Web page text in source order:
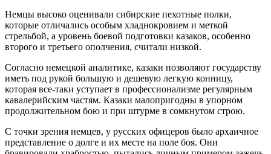
Немцы высоко оценивали сибирские пехотные полки,
которые отличались особым хладнокровием и меткой
стрельбой, а уровень боевой подготовки казаков, особенно
второго и третьего ополчения, считали низкой.
Согласно немецкой аналитике, казаки позволяют государству
иметь под рукой большую и дешевую легкую конницу,
которая все-таки уступает в профессионализме регулярным
кавалерийским частям. Казаки малопригодны в упорном
продолжительном бою и при штурме в сомкнутом строю.
С точки зрения немцев, у русских офицеров было архаичное
представление о долге и их месте на поле боя. Они